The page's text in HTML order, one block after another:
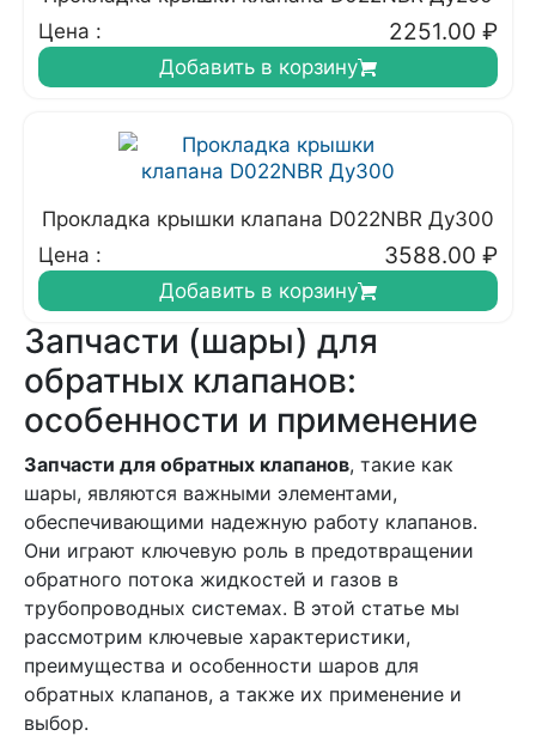
Цена :
2251.00 ₽
Добавить в корзину
Прокладка крышки клапана D022NBR Ду300
Цена :
3588.00 ₽
Добавить в корзину
Запчасти (шары) для
обратных клапанов:
особенности и применение
Запчасти для обратных клапанов, такие как
шары, являются важными элементами,
обеспечивающими надежную работу клапанов.
Они играют ключевую роль в предотвращении
обратного потока жидкостей и газов в
трубопроводных системах. В этой статье мы
рассмотрим ключевые характеристики,
преимущества и особенности шаров для
обратных клапанов, а также их применение и
выбор.